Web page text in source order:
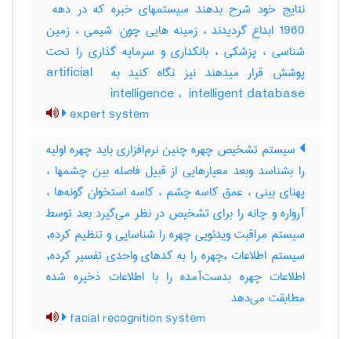
1960 ابداع گردیدند ، زمینه هایی چون: شیمی ، زمین
شناسی ، پزشکی ، بانکداری و سرمایه گذاری را تحت
پوشش قرار میدهند نیز نگاه کنید به ‎artificial ‎
intelligence ، ‎ intelligent database
expert system
سیستم تشخیص چهره چنین نرم‌افزاری باید چهره اولیه
را بشناسد وبعد معیارهایی از قبیل فاصله بین چشمها ،
پهنای بینی ، عمق کاسه چشم ، کاسه استخوان گونه‌ها ،
آرواره و چانه را برای تشخیص در نظر می‌گیرد بعد توسط
سیستم مراقبت ویدئویی چهره را شناسایی و تنظیم کرده,
سیستم اطلاعات ,چهره را به کدهای واحدی تفسیر کرده,
اطلاعات چهره بدست‌آمده را با اطلاعات ذخیره شده
مطابقت می‌دهد
facial recognition system